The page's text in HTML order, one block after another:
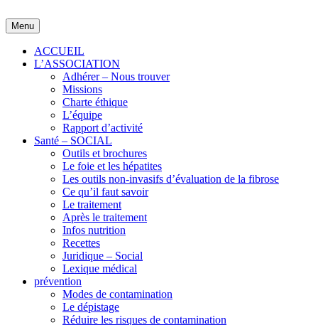
to
content
Menu
ACCUEIL
L’ASSOCIATION
Adhérer – Nous trouver
Missions
Charte éthique
L’équipe
Rapport d’activité
Santé – SOCIAL
Outils et brochures
Le foie et les hépatites
Les outils non-invasifs d’évaluation de la fibrose
Ce qu’il faut savoir
Le traitement
Après le traitement
Infos nutrition
Recettes
Juridique – Social
Lexique médical
prévention
Modes de contamination
Le dépistage
Réduire les risques de contamination